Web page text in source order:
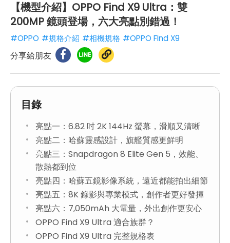
【機型介紹】OPPO Find X9 Ultra：雙
200MP 鏡頭登場，六大亮點別錯過！
#OPPO #規格介紹 #相機規格 #OPPO FInd X9
分享給朋友
目錄
亮點一：6.82 吋 2K 144Hz 螢幕，滑順又清晰
亮點二：哈蘇靈感設計，旗艦質感更鮮明
亮點三：Snapdragon 8 Elite Gen 5，效能、
散熱都到位
亮點四：哈蘇五鏡影像系統，遠近都能拍出細節
亮點五：8K 錄影與專業模式，創作者更好發揮
亮點六：7,050mAh 大電量，外出創作更安心
OPPO Find X9 Ultra 適合族群？
OPPO Find X9 Ultra 完整規格表